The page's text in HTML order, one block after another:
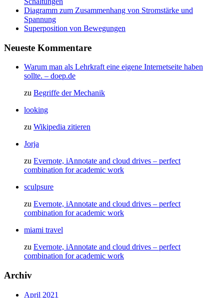
Diagramm zum Zusammenhang von Stromstärke und
Spannung
Superposition von Bewegungen
Neueste Kommentare
Warum man als Lehrkraft eine eigene Internetseite haben
sollte. – doep.de
zu Begriffe der Mechanik
looking
zu Wikipedia zitieren
Jorja
zu Evernote, iAnnotate and cloud drives – perfect
combination for academic work
sculpsure
zu Evernote, iAnnotate and cloud drives – perfect
combination for academic work
miami travel
zu Evernote, iAnnotate and cloud drives – perfect
combination for academic work
Archiv
April 2021